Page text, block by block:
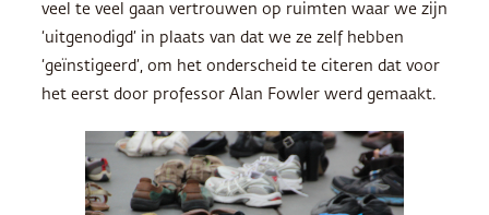
veel te veel gaan vertrouwen op ruimten waar we zijn
‘uitgenodigd’ in plaats van dat we ze zelf hebben
‘geïnstigeerd’, om het onderscheid te citeren dat voor
het eerst door professor Alan Fowler werd gemaakt.